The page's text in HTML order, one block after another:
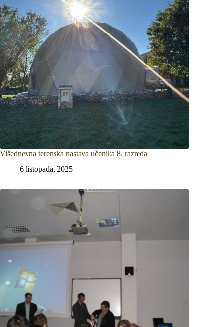
Višednevna terenska nastava učenika 8. razreda
6 listopada, 2025